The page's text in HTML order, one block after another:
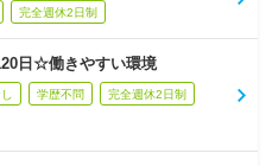
完全週休2日制
日☆働きやすい環境
学歴不問 完全週休2日制